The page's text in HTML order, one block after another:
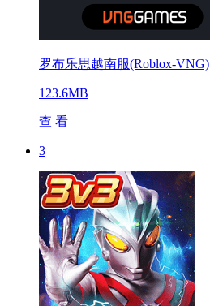
罗布乐思越南服(Roblox-VNG)
123.6MB
查 看
3